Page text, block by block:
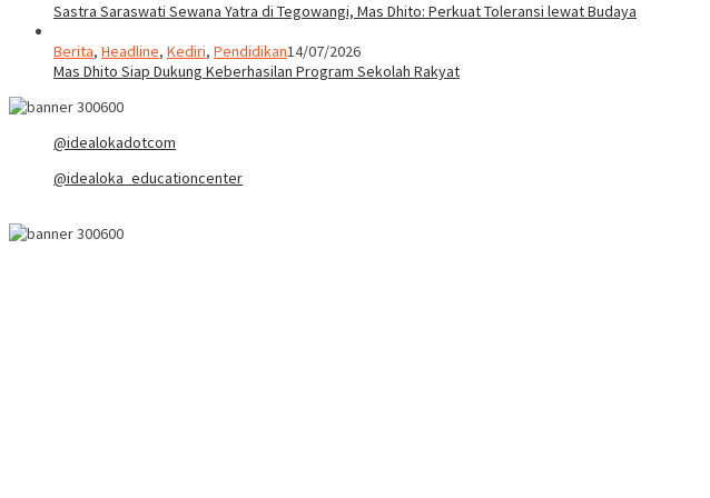
Sastra Saraswati Sewana Yatra di Tegowangi, Mas Dhito: Perkuat Toleransi lewat Budaya
Berita, Headline, Kediri, Pendidikan14/07/2026
Mas Dhito Siap Dukung Keberhasilan Program Sekolah Rakyat
@idealokadotcom
@idealoka_educationcenter